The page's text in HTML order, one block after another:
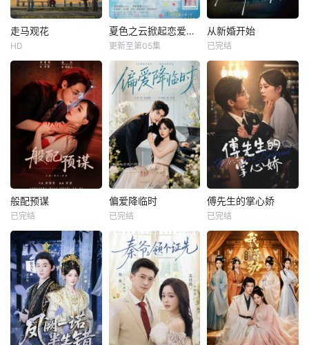
走马观花
HD
夏色之云掀起恋爱与风暴
更新至第05集
从新婚开始
已完结
般配预谋
已完结
偏爱降临时
已完结
傅先生的掌心娇
已完结